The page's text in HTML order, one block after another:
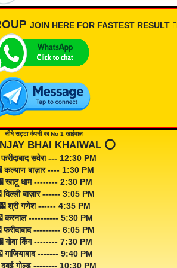
JOIN HERE FOR FASTEST RESULT
सीधे सट्टा कंपनी का No 1 खाईवाल
BHAI KHAIWAL ⭕️
सवेरा --- 12:30 PM
कल्याण बाज़ार ---- 1:30 PM
खाटू धाम -------- 2:30 PM
दिल्ली बाज़ार ------ 3:05 PM
श्री गणेश ------ 4:35 PM
करनाल ---------- 5:30 PM
फरीदाबाद --------- 6:05 PM
गोवा किंग -------- 7:30 PM
गाजियाबाद ------- 9:40 PM
गोल्ड -------- 10:30 PM